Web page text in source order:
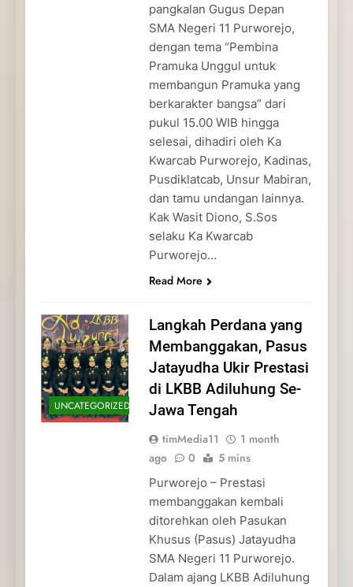
pangkalan Gugus Depan
SMA Negeri 11 Purworejo,
dengan tema “Pembina
Pramuka Unggul untuk
membangun Pramuka yang
berkarakter bangsa” dari
pukul 15.00 WIB hingga
selesai, dihadiri oleh Ka
Kwarcab Purworejo, Kadinas,
Pusdiklatcab, Unsur Mabiran,
dan tamu undangan lainnya.
Kak Wasit Diono, S.Sos
selaku Ka Kwarcab
Purworejo…
Read More
UNCATEGORIZED
Langkah Perdana yang
Membanggakan, Pasus
Jatayudha Ukir Prestasi
di LKBB Adiluhung Se-
Jawa Tengah
timMedia11
1 month
ago
0 5 mins
Purworejo – Prestasi
membanggakan kembali
ditorehkan oleh Pasukan
Khusus (Pasus) Jatayudha
SMA Negeri 11 Purworejo.
Dalam ajang LKBB Adiluhung